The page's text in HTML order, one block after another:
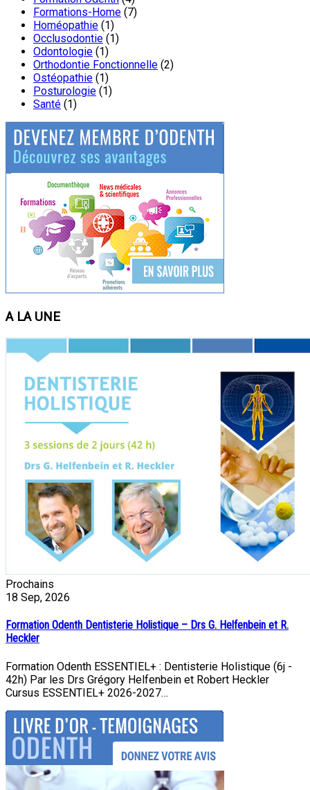
Formations-Home (7)
Homéopathie (1)
Occlusodontie (1)
Odontologie (1)
Orthodontie Fonctionnelle (2)
Ostéopathie (1)
Posturologie (1)
Santé (1)
A LA UNE
Prochains
18 Sep, 2026
Formation Odenth Dentisterie Holistique – Drs G. Helfenbein et R.
Heckler
Formation Odenth ESSENTIEL+ : Dentisterie Holistique (6j -
42h) Par les Drs Grégory Helfenbein et Robert Heckler
Cursus ESSENTIEL+ 2026-2027…